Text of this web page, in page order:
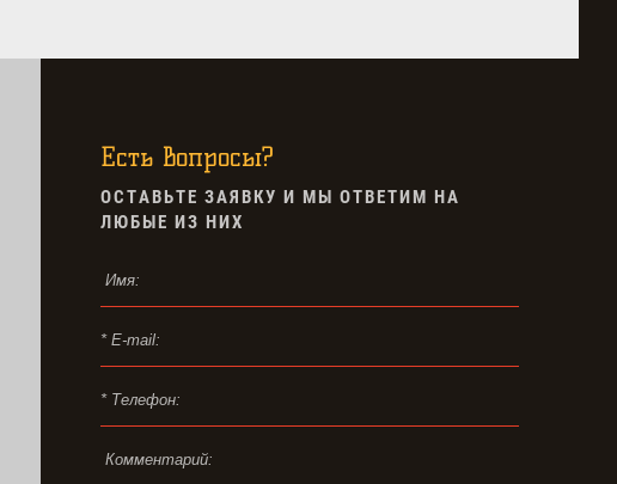
Есть вопросы?
ОСТАВЬТЕ ЗАЯВКУ И МЫ ОТВЕТИМ НА
ЛЮБЫЕ ИЗ НИХ